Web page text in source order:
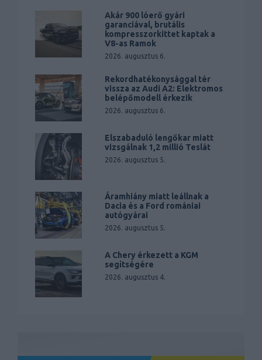
Akár 900 lóerő gyári
garanciával, brutális
kompresszorkittet kaptak a
V8-as Ramok
2026. augusztus 6.
Rekordhatékonysággal tér
vissza az Audi A2: Elektromos
belépőmodell érkezik
2026. augusztus 6.
Elszabaduló lengőkar miatt
vizsgálnak 1,2 millió Teslát
2026. augusztus 5.
Áramhiány miatt leállnak a
Dacia és a Ford romániai
autógyárai
2026. augusztus 5.
A Chery érkezett a KGM
segítségére
2026. augusztus 4.